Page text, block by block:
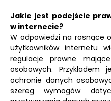
Jakie jest podejście
w internecie?
W odpowiedzi na rosnące
użytkowników internetu
regulacje prawne
osobowych. Przykładem
ochronie danych
szereg wymogów